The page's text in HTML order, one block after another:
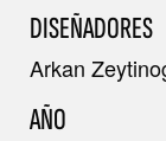
DISEÑADORES
Arkan
AÑO